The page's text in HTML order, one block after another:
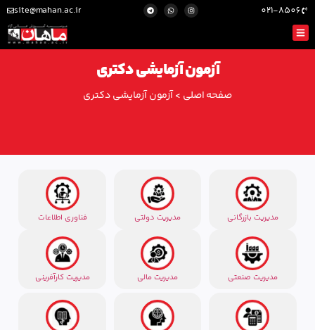
021-8506
site@mahan.ac.ir
آزمون آزمایشی دکتری
صفحه اصلی >آزمون آزمایشی دکتری
مدیریت بازرگانی مدیریت دولتی فناوری اطلاعات
مدیریت صنعتی مدیریت مالی مدیریت کارآفرینی